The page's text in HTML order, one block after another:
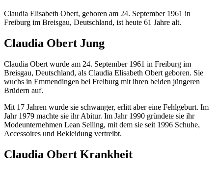
Claudia Elisabeth Obert, geboren am 24. September 1961 in
Freiburg im Breisgau, Deutschland, ist heute 61 Jahre alt.
Claudia Obert Jung
Claudia Obert wurde am 24. September 1961 in Freiburg im
Breisgau, Deutschland, als Claudia Elisabeth Obert geboren. Sie
wuchs in Emmendingen bei Freiburg mit ihren beiden jüngeren
Brüdern auf.
Mit 17 Jahren wurde sie schwanger, erlitt aber eine Fehlgeburt. Im
Jahr 1979 machte sie ihr Abitur. Im Jahr 1990 gründete sie ihr
Modeunternehmen Lean Selling, mit dem sie seit 1996 Schuhe,
Accessoires und Bekleidung vertreibt.
Claudia Obert Krankheit